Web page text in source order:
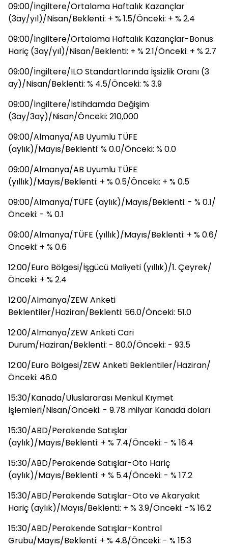
09:00/İngiltere/Ortalama Haftalık Kazançlar
(3ay/yıl)/Nisan/Beklenti: + % 1.5/Önceki: + % 2.4
09:00/İngiltere/Ortalama Haftalık Kazançlar-Bonus
Hariç (3ay/yıl)/Nisan/Beklenti: + % 2.1/Önceki: + % 2.7
09:00/İngiltere/ILO Standartlarında İşsizlik Oranı (3
ay)/Nisan/Beklenti: % 4.5/Önceki: % 3.9
09:00/İngiltere/İstihdamda Değişim
(3ay/3ay)/Nisan/Önceki: 210,000
09:00/Almanya/AB Uyumlu TÜFE
(aylık)/Mayıs/Beklenti: % 0.0/Önceki: % 0.0
09:00/Almanya/AB Uyumlu TÜFE
(yıllık)/Mayıs/Beklenti: + % 0.5/Önceki: + % 0.5
09:00/Almanya/TÜFE (aylık)/Mayıs/Beklenti: - % 0.1/
Önceki: - % 0.1
09:00/Almanya/TÜFE (yıllık)/Mayıs/Beklenti: + % 0.6/
Önceki: + % 0.6
12:00/Euro Bölgesi/İşgücü Maliyeti (yıllık)/1. Çeyrek/
Önceki: + % 2.4
12:00/Almanya/ZEW Anketi
Beklentiler/Haziran/Beklenti: 56.0/Önceki: 51.0
12:00/Almanya/ZEW Anketi Cari
Durum/Haziran/Beklenti: - 80.0/Önceki: - 93.5
12:00/Euro Bölgesi/ZEW Anketi Beklentiler/Haziran/
Önceki: 46.0
15:30/Kanada/Uluslararası Menkul Kıymet
İşlemleri/Nisan/Önceki: - 9.78 milyar Kanada doları
15:30/ABD/Perakende Satışlar
(aylık)/Mayıs/Beklenti: + % 7.4/Önceki: - % 16.4
15:30/ABD/Perakende Satışlar-Oto Hariç
(aylık)/Mayıs/Beklenti: + % 5.4/Önceki: - % 17.2
15:30/ABD/Perakende Satışlar-Oto ve Akaryakıt
Hariç (aylık)/Mayıs/Beklenti: + % 3.9/Önceki: -% 16.2
15:30/ABD/Perakende Satışlar-Kontrol
Grubu/Mayıs/Beklenti: + % 4.8/Önceki: - % 15.3